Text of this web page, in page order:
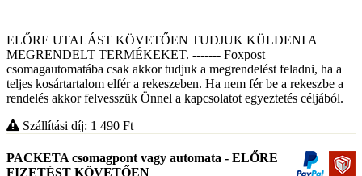
ELŐRE UTALÁST KÖVETŐEN TUDJUK KÜLDENI A
MEGRENDELT TERMÉKEKET. ------- Foxpost
csomagautomatába csak akkor tudjuk a megrendelést feladni, ha a
teljes kosártartalom elfér a rekeszeben. Ha nem fér be a rekeszbe a
rendelés akkor felvesszük Önnel a kapcsolatot egyeztetés céljából.
Szállítási díj: 1 490 Ft
PACKETA csomagpont vagy automata - ELŐRE
FIZETÉST KÖVETŐEN